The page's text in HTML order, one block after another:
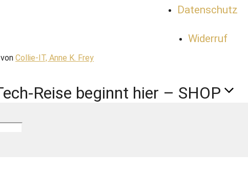
Datenschutz
Widerruf
Collie-IT, Anne K. Frey
Reise beginnt hier – SHOP